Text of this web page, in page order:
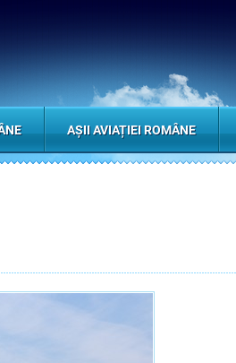
AȘII AVIAȚIEI ROMÂNE